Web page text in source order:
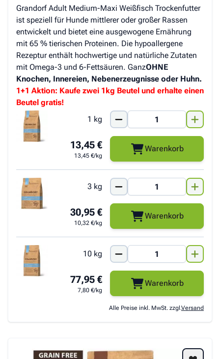
Grandorf Adult Medium-Maxi Weißfisch Trockenfutter
ist speziell für Hunde mittlerer oder großer Rassen
entwickelt und bietet eine ausgewogene Ernährung
mit 65 % tierischen Proteinen. Die hypoallergene
Rezeptur enthält hochwertige und natürliche Zutaten
mit Omega-3 und 6-Fettsäuren. GanzOHNE
Knochen, Innereien, Nebenerzeugnisse oder Huhn.
1+1 Aktion: Kaufe zwei 1kg Beutel und erhalte einen
Beutel gratis!
1 kg
13,45 €
13,45 €/kg
Warenkorb
3 kg
30,95 €
10,32 €/kg
Warenkorb
10 kg
77,95 €
7,80 €/kg
Warenkorb
Alle Preise inkl. MwSt. zzgl.Versand